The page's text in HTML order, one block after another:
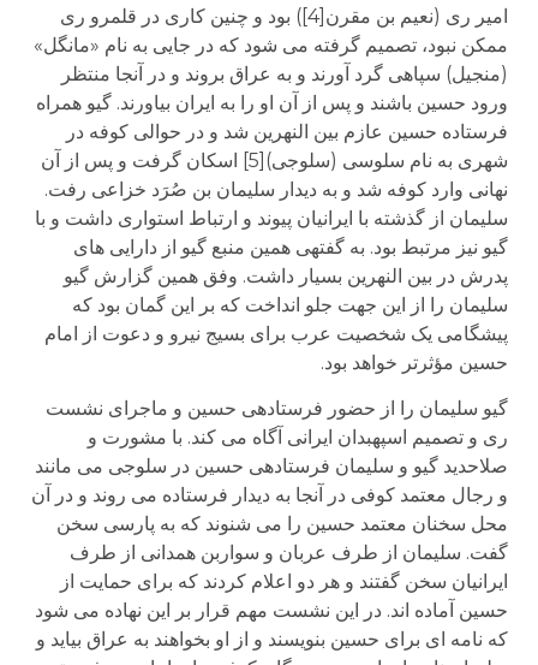
امیر ری (نعیم بن مقرن[4]) بود و چنین کاری در قلمرو ری
ممکن نبود، تصمیم گرفته می شود که در جایی به نام «مانگل»
(منجیل) سپاهی گرد آورند و به عراق بروند و در آنجا منتظر
ورود حسین باشند و پس از آن او را به ایران بیاورند. گیو همراه
فرستاده حسین عازم بین النهرین شد و در حوالی کوفه در
شهری به نام سلوسی (سلوجی)[5] اسکان گرفت و پس از آن
نهانی وارد کوفه شد و به دیدار سلیمان بن صُرَد خزاعی رفت.
سلیمان از گذشته با ایرانیان پیوند و ارتباط استواری داشت و با
گیو نیز مرتبط بود. به گفته­ی همین منبع گیو از دارایی های
پدرش در بین النهرین بسیار داشت. وفق همین گزارش گیو
سلیمان را از این جهت جلو انداخت که بر این گمان بود که
پیشگامی یک شخصیت عرب برای بسیج نیرو و دعوت از امام
حسین مؤثرتر خواهد بود.
گیو سلیمان را از حضور فرستاده­ی حسین و ماجرای نشست
ری و تصمیم اسپهبدان ایرانی آگاه می کند. با مشورت و
صلاحدید گیو و سلیمان فرستاده­ی حسین در سلوجی می مانند
و رجال معتمد کوفی در آنجا به دیدار فرستاده می روند و در آن
محل سخنان معتمد حسین را می شنوند که به پارسی سخن
گفت. سلیمان از طرف عربان و سواربن همدانی از طرف
ایرانیان سخن گفتند و هر دو اعلام کردند که برای حمایت از
حسین آماده اند. در این نشست مهم قرار بر این نهاده می شود
که نامه ای برای حسین بنویسند و از او بخواهند به عراق بیاید و